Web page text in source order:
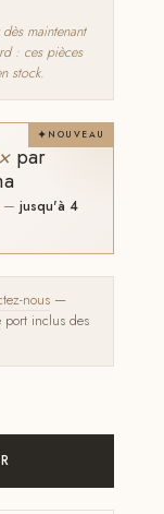
maintenant
: ces pièces
stock.
NOUVEAU
par
—jusqu'à 4
nous —
port inclus des